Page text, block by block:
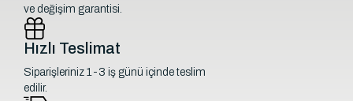
ve değişim garantisi.
Hızlı Teslimat
Siparişleriniz 1-3 iş günü içinde teslim
edilir.